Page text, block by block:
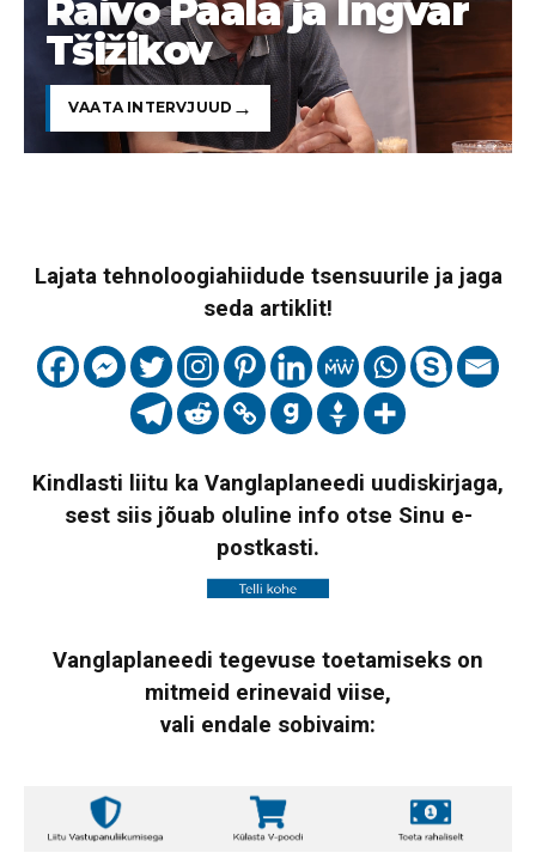
Tšižikov
VAATA INTERVJUUD
Lajata tehnoloogiahiidude tsensuurile ja jaga
seda artiklit!
Kindlasti liitu ka Vanglaplaneedi uudiskirjaga,
sest siis jõuab oluline info otse Sinu e-
postkasti.
Vanglaplaneedi tegevuse toetamiseks on
mitmeid erinevaid viise,
vali endale sobivaim: